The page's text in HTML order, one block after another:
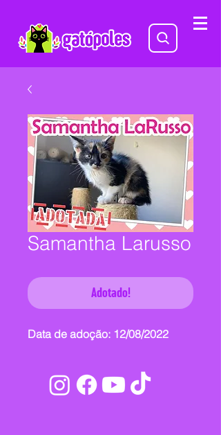
Samantha Larusso
Adotado!
Data de adoção: 12/08/2022